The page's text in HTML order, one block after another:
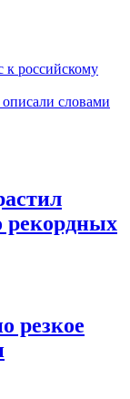
к российскому
словами
рекордных
резкое